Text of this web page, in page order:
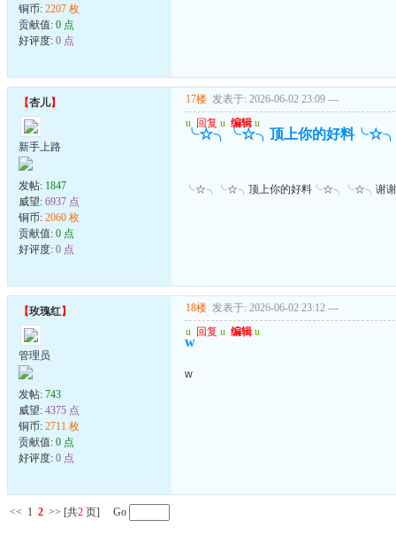
铜币: 2207 枚
贡献值: 0 点
好评度: 0 点
【杏儿】
新手上路
发帖: 1847
威望: 6937 点
铜币: 2060 枚
贡献值: 0 点
好评度: 0 点
17楼 发表于: 2026-06-02 23:09 ---
u 回复 u 编辑 u
╰☆╮╰☆╮顶上你的好料
╰☆╮╰☆╮顶上你的好料╰☆╮╰☆╮谢
【玫瑰红】
管理员
发帖: 743
威望: 4375 点
铜币: 2711 枚
贡献值: 0 点
好评度: 0 点
18楼 发表于: 2026-06-02 23:12 ---
u 回复 u 编辑 u
w
w
<< 1 2 >> [共2 页] Go